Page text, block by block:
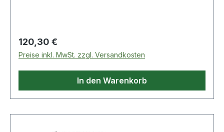
Regulärer Preis:
120,30 €
Preise inkl. MwSt. zzgl. Versandkosten
In den Warenkorb